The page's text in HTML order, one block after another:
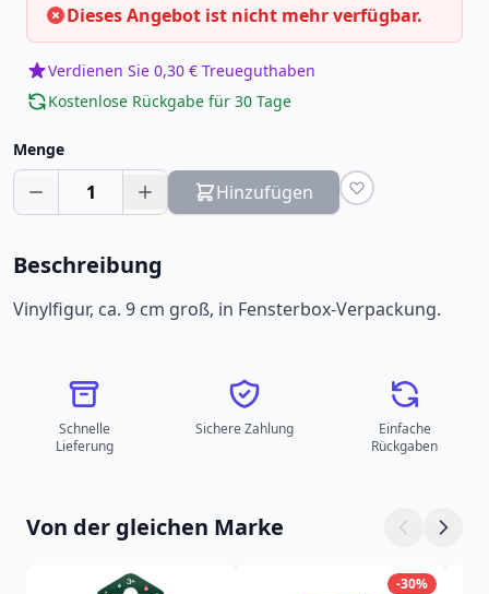
Dieses Angebot ist nicht mehr verfügbar.
Verdienen Sie 0,30 € Treueguthaben
Kostenlose Rückgabe für 30 Tage
Menge
1 Hinzufügen
Beschreibung
Vinylfigur, ca. 9 cm groß, in Fensterbox-Verpackung.
Schnelle
Lieferung
Sichere Zahlung
Einfache
Rückgaben
Von der gleichen Marke
-30%